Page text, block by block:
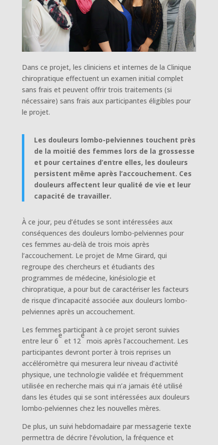
Dans ce projet, les cliniciens et internes de la Clinique
chiropratique effectuent un examen initial complet
sans frais et peuvent offrir trois traitements (si
nécessaire) sans frais aux participantes éligibles pour
le projet.
Les douleurs lombo-pelviennes touchent près
de la moitié des femmes lors de la grossesse
et pour certaines d’entre elles, les douleurs
persistent même après l’accouchement. Ces
douleurs affectent leur qualité de vie et leur
capacité de travailler.
À ce jour, peu d’études se sont intéressées aux
conséquences des douleurs lombo-pelviennes pour
ces femmes au-delà de trois mois après
l’accouchement. Le projet de Mme Girard, qui
regroupe des chercheurs et étudiants des
programmes de médecine, kinésiologie et
chiropratique, a pour but de caractériser les facteurs
de risque d’incapacité associée aux douleurs lombo-
pelviennes après un accouchement.
Les femmes participant à ce projet seront suivies
entre leur 6
e
et 12
e
mois après l’accouchement. Les
participantes devront porter à trois reprises un
accéléromètre qui mesurera leur niveau d’activité
physique, une technologie validée et fréquemment
utilisée en recherche mais qui n’a jamais été utilisé
dans les études qui se sont intéressées aux douleurs
lombo-pelviennes chez les nouvelles mères.
De plus, un suivi hebdomadaire par messagerie texte
permettra de décrire l’évolution, la fréquence et